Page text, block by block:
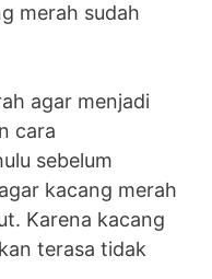
merah sudah
agar menjadi
cara
sebelum
kacang merah
Karena kacang
terasa tidak